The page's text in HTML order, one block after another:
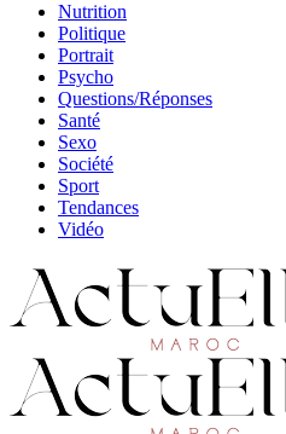
Nutrition
Politique
Portrait
Psycho
Questions/Réponses
Santé
Sexo
Société
Sport
Tendances
Vidéo